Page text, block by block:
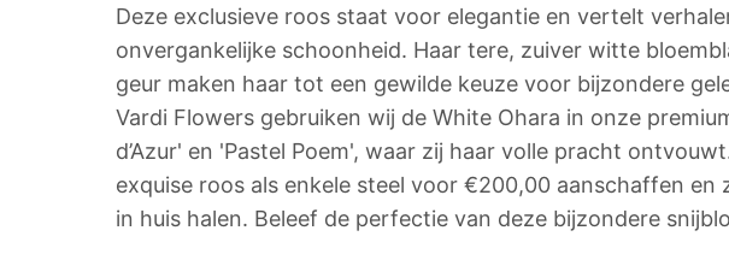
Deze exclusieve roos staat voor elegantie en vertelt
onvergankelijke schoonheid. Haar tere, zuiver witte
geur maken haar tot een gewilde keuze voor bijzondere
Vardi Flowers gebruiken wij de White Ohara in onze
d’Azur' en 'Pastel Poem', waar zij haar volle pracht
exquise roos als enkele steel voor €200,00 aanschaffen en
in huis halen. Beleef de perfectie van deze bijzondere